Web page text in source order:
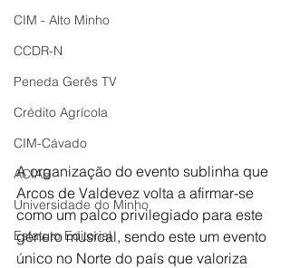
CIM - Alto Minho
CCDR-N
Peneda Gerês TV
Crédito Agrícola
CIM-Cávado
ACIAB
Universidade do Minho
Estatuto Editorial
A organização do evento sublinha que
Arcos de Valdevez volta a afirmar-se
como um palco privilegiado para este
género musical, sendo este um evento
único no Norte do país que valoriza